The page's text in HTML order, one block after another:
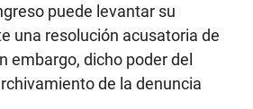
puede levantar su
una resolución acusatoria de
embargo, dicho poder del
de la denuncia